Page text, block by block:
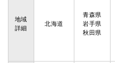
地域
詳細
北海道
青森県
岩手県
秋田県